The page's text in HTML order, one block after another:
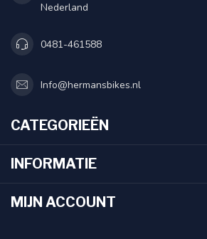
Nederland
0481-461588
Info@hermansbikes.nl
CATEGORIEËN
INFORMATIE
MIJN ACCOUNT